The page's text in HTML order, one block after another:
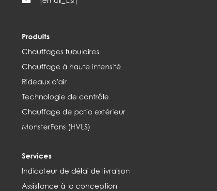
Produits
Chauffages tubulaires
Chauffage à haute intensité
Rideaux d'air
Technologie de contrôle
Chauffage de patio extérieur
MonsterFans (HVLS)
Services
Indicateur de délai de livraison
Assistance à la conception